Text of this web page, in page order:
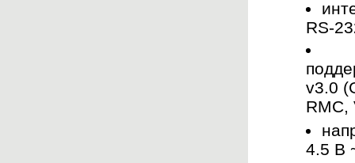
RS-
v3.0
RMC,
4.5 В